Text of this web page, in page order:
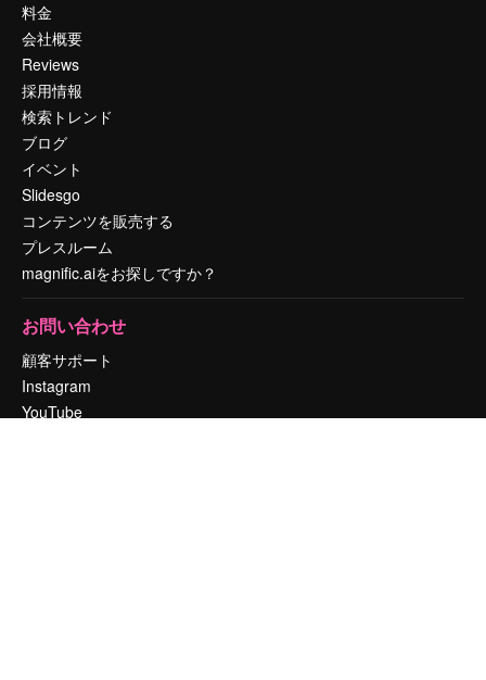
料金
会社概要
Reviews
採用情報
検索トレンド
ブログ
イベント
Slidesgo
コンテンツを販売する
プレスルーム
magnific.aiをお探しですか？
お問い合わせ
顧客サポート
Instagram
YouTube